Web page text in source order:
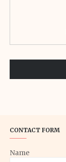
CONTACT FORM
Name